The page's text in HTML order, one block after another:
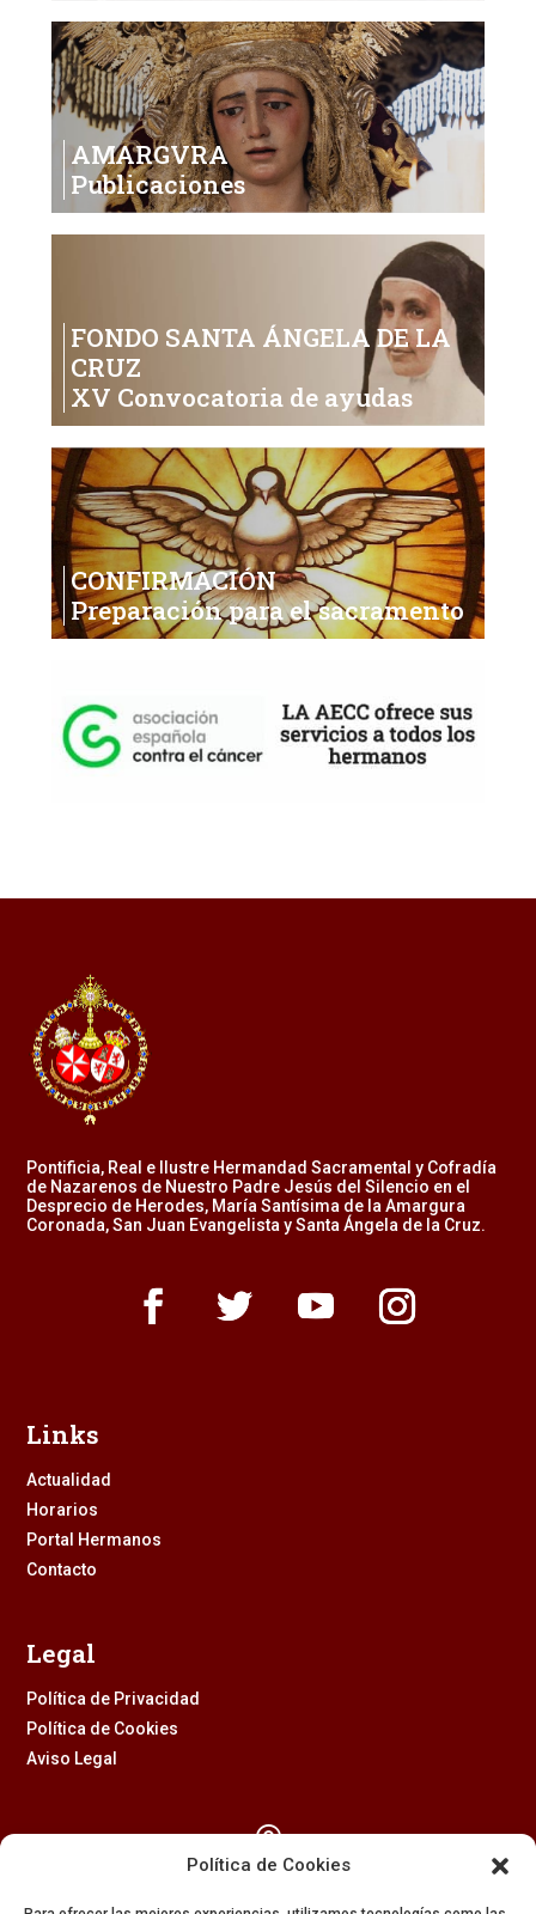
Política de Cookies
AMARGVRA
Publicaciones
FONDO SANTA ÁNGELA DE LA
CRUZ
XV Convocatoria de ayudas
CONFIRMACIÓN
Preparación para el sacramento
Pontificia, Real e Ilustre Hermandad Sacramental y Cofradía
de Nazarenos de Nuestro Padre Jesús del Silencio en el
Desprecio de Herodes, María Santísima de la Amargura
Coronada, San Juan Evangelista y Santa Ángela de la Cruz.
Links
Actualidad
Horarios
Portal Hermanos
Contacto
Legal
Política de Privacidad
Política de Cookies
Aviso Legal
